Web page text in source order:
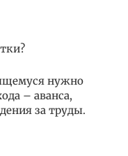
нужно
– аванса,
за труды.